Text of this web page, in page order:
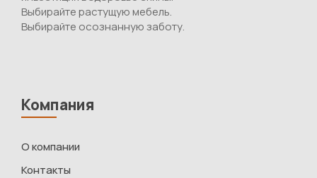
Выбирайте растущую мебель.
Выбирайте осознанную заботу.
Компания
О компании
Контакты